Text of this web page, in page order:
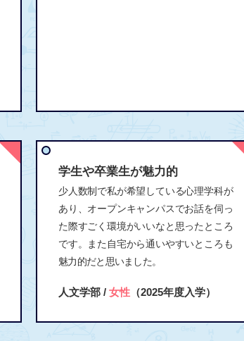
学生や卒業生が魅力的
少人数制で私が希望している心理学科が
あり、オープンキャンパスでお話を伺っ
た際すごく環境がいいなと思ったところ
です。また自宅から通いやすいところも
魅力的だと思いました。
人文学部 / 女性 （2025年度入学）